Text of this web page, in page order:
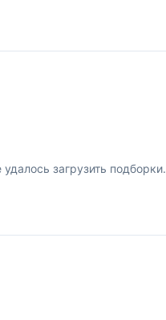
удалось загрузить подборки.